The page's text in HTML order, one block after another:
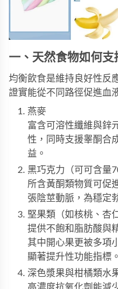
一、天然食物如何支
均衡飲食是維持良好性反
證實能從不同路徑促進血
燕麥
富含可溶性纖維與鋅
性，同時支援睾酮合
益。
黑巧克力（可可含量
所含黃酮類物質可促
張陰莖動脈，為穩定
堅果類（如核桃、杏
提供不飽和脂肪酸與
其中開心果更被多項
顯著提升性功能指標。
深色漿果與柑橘類水